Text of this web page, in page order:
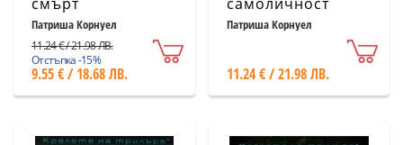
Патриша Корнуел
11.24 € / 21.98 ЛВ.
Отстъпка -15%
9.55 € / 18.68 ЛВ.
Патриша Корнуел
11.24 € / 21.98 ЛВ.